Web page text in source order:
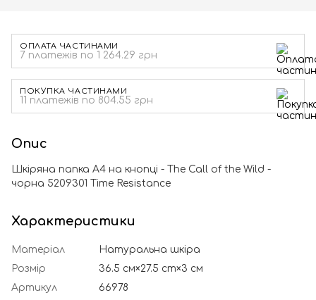
ОПЛАТА ЧАСТИНАМИ
7 платежів по 1 264.29 грн
ПОКУПКА ЧАСТИНАМИ
11 платежів по 804.55 грн
Опис
Шкіряна папка A4 на кнопці - The Call of the Wild -
чорна 5209301 Time Resistance
Характеристики
Матеріал
Натуральна шкіра
Розмір
36.5 см×27.5 cm×3 см
Артикул
66978